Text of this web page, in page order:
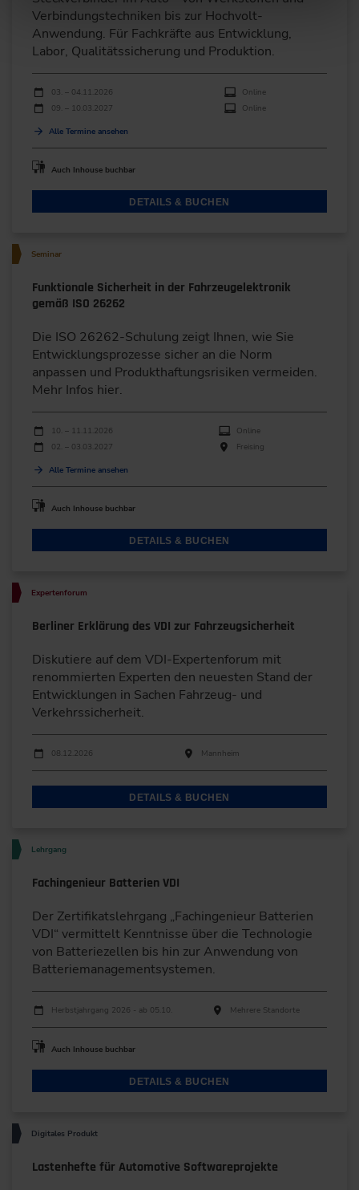
Verbindungstechniken bis zur Hochvolt-
Anwendung. Für Fachkräfte aus Entwicklung,
Labor, Qualitätssicherung und Produktion.
Durchführungen
Veranstaltungsdatum
03. – 04.11.2026
Online
09. – 10.03.2027
Online
Alle Termine ansehen
Auch Inhouse buchbar
DETAILS & BUCHEN
Seminar
Funktionale Sicherheit in der Fahrzeugelektronik
gemäß ISO 26262
Die ISO 26262-Schulung zeigt Ihnen, wie Sie
Entwicklungsprozesse sicher an die Norm
anpassen und Produkthaftungsrisiken vermeiden.
Mehr Infos hier.
Durchführungen
Veranstaltungsdatum
10. – 11.11.2026
Online
02. – 03.03.2027
Freising
Alle Termine ansehen
Auch Inhouse buchbar
DETAILS & BUCHEN
Expertenforum
Berliner Erklärung des VDI zur Fahrzeugsicherheit
Diskutiere auf dem VDI-Expertenforum mit
renommierten Experten den neuesten Stand der
Entwicklungen in Sachen Fahrzeug- und
Verkehrssicherheit.
Durchführungen
Veranstaltungsdatum Veranstaltungsort
08.12.2026 Mannheim
DETAILS & BUCHEN
Lehrgang
Fachingenieur Batterien VDI
Der Zertifikatslehrgang „Fachingenieur Batterien
VDI“ vermittelt Kenntnisse über die Technologie
von Batteriezellen bis hin zur Anwendung von
Batteriemanagementsystemen.
Durchführungen
Veranstaltungsdatum Veranstaltungsort
Herbstjahrgang 2026 - ab 05.10. Mehrere Standorte
Auch Inhouse buchbar
DETAILS & BUCHEN
Digitales Produkt
Lastenhefte für Automotive Softwareprojekte